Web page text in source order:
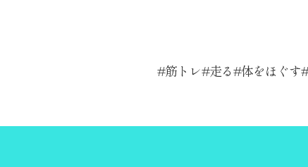
筋トレ 走る 体をほぐす